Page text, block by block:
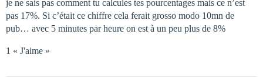
je ne sais pas comment tu calcules tes pourcentages mais ce n’est
pas 17%. Si c’était ce chiffre cela ferait grosso modo 10mn de
pub… avec 5 minutes par heure on est à un peu plus de 8%
1 « J'aime »